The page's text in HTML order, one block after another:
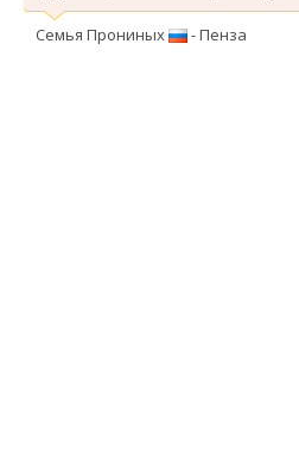
Семья Прониных - Пенза